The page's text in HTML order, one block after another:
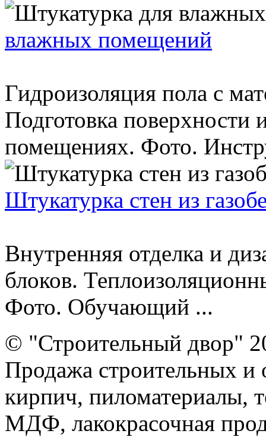
влажных помещений
Гидроизоляция пола с
Подготовка поверхности
помещениях. Фото.
Штукатурка стен из
Внутренняя отделка и
блоков.
Фото. Обучающий ...
© "Строительный двор"
Продажа строительных и
кирпич, пиломатериалы,
МДФ, лакокрасочная